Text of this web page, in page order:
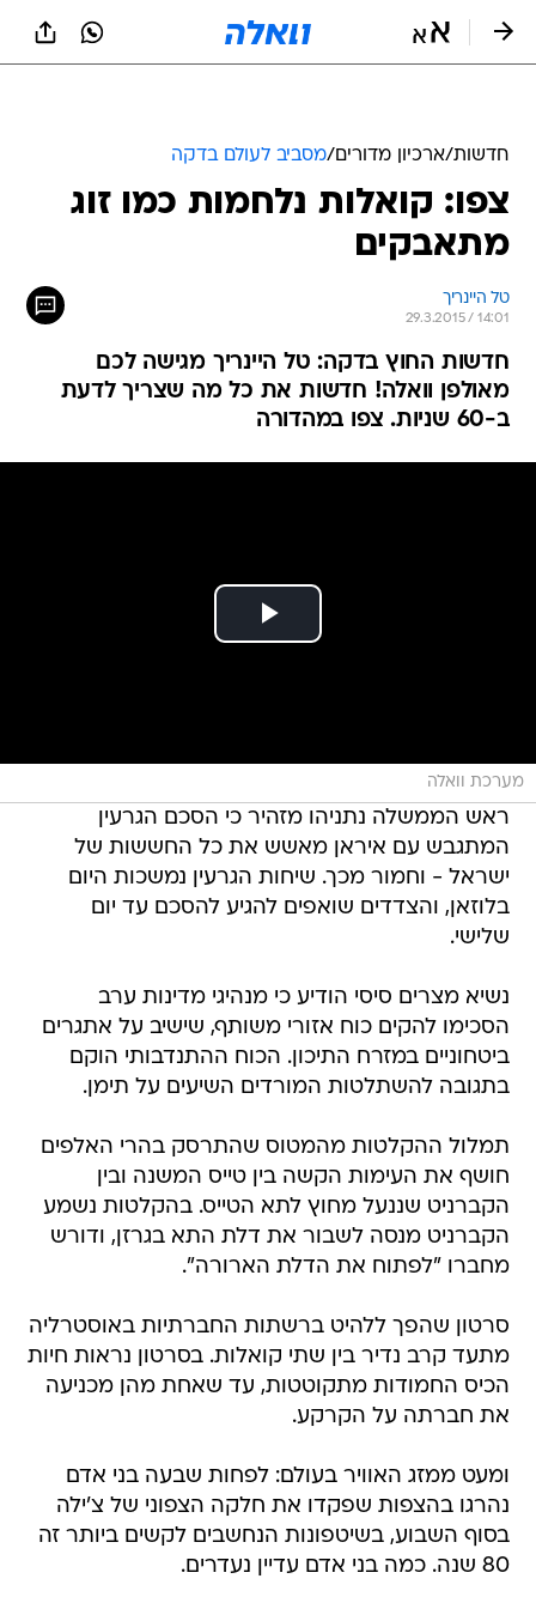
חדשות/ארכיון מדורים/מסביב לעולם בדקה
צפו: קואלות נלחמות כמו זוג
מתאבקים
טל היינריך
29.3.2015 / 14:01
חדשות החוץ בדקה: טל היינריך מגישה לכם
מאולפן וואלה! חדשות את כל מה שצריך לדעת
ב-60 שניות. צפו במהדורה
מערכת וואלה
ראש הממשלה נתניהו מזהיר כי הסכם הגרעין
המתגבש עם איראן מאשש את כל החששות של
ישראל - וחמור מכך. שיחות הגרעין נמשכות היום
בלוזאן, והצדדים שואפים להגיע להסכם עד יום
שלישי.
נשיא מצרים סיסי הודיע כי מנהיגי מדינות ערב
הסכימו להקים כוח אזורי משותף, שישיב על אתגרים
ביטחוניים במזרח התיכון. הכוח ההתנדבותי הוקם
בתגובה להשתלטות המורדים השיעים על תימן.
תמלול ההקלטות מהמטוס שהתרסק בהרי האלפים
חושף את העימות הקשה בין טייס המשנה ובין
הקברניט שננעל מחוץ לתא הטייס. בהקלטות נשמע
הקברניט מנסה לשבור את דלת התא בגרזן, ודורש
מחברו "לפתוח את הדלת הארורה".
סרטון שהפך ללהיט ברשתות החברתיות באוסטרליה
מתעד קרב נדיר בין שתי קואלות. בסרטון נראות חיות
הכיס החמודות מתקוטטות, עד שאחת מהן מכניעה
את חברתה על הקרקע.
ומעט ממזג האוויר בעולם: לפחות שבעה בני אדם
נהרגו בהצפות שפקדו את חלקה הצפוני של צ'ילה
בסוף השבוע, בשיטפונות הנחשבים לקשים ביותר זה
80 שנה. כמה בני אדם עדיין נעדרים.